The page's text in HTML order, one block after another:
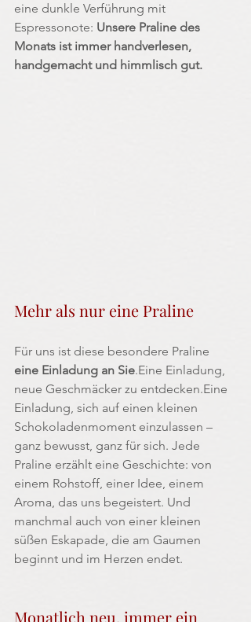
eine dunkle Verführung mit
Espressonote: Unsere Praline des
Monats ist immer handverlesen,
handgemacht und himmlisch gut.
Mehr als nur eine Praline
Für uns ist diese besondere Praline
eine Einladung an Sie.Eine Einladung,
neue Geschmäcker zu entdecken.Eine
Einladung, sich auf einen kleinen
Schokoladenmoment einzulassen –
ganz bewusst, ganz für sich. Jede
Praline erzählt eine Geschichte: von
einem Rohstoff, einer Idee, einem
Aroma, das uns begeistert. Und
manchmal auch von einer kleinen
süßen Eskapade, die am Gaumen
beginnt und im Herzen endet.
Monatlich neu, immer ein